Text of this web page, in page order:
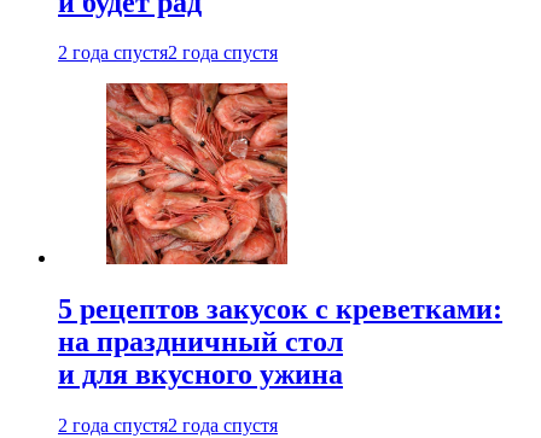
2 года спустя2 года спустя
5 рецептов закусок с креветками:
на праздничный стол
и для вкусного ужина
2 года спустя2 года спустя